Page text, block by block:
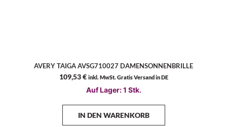
AVERY TAIGA AVSG710027 DAMENSONNENBRILLE
109,53€ inkl. MwSt. Gratis Versand in DE
Auf Lager: 1 Stk.
IN DEN WARENKORB